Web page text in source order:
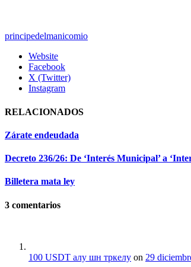
principedelmanicomio
Website
Facebook
X (Twitter)
Instagram
RELACIONADOS
Zárate endeudada
Decreto 236/26: De ‘Interés Municipal’ a
Billetera mata ley
3 comentarios
100 USDT алу шн тркелу on 29